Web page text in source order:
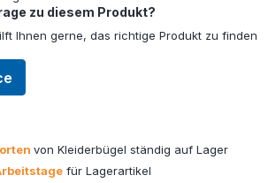
zu diesem Produkt?
Ihnen gerne, das richtige Produkt zu finden
von Kleiderbügel ständig auf Lager
für Lagerartikel